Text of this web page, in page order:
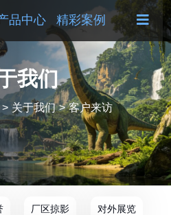
品中心 精彩案例
我们
> 关于我们 > 客户来访
厂区掠影 对外展览